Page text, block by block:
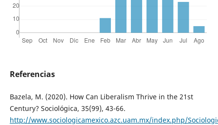
Referencias
Bazela, M. (2020). How Can Liberalism Thrive in the 21st
Century? Sociológica, 35(99), 43-66.
http://www.sociologicamexico.azc.uam.mx/index.php/